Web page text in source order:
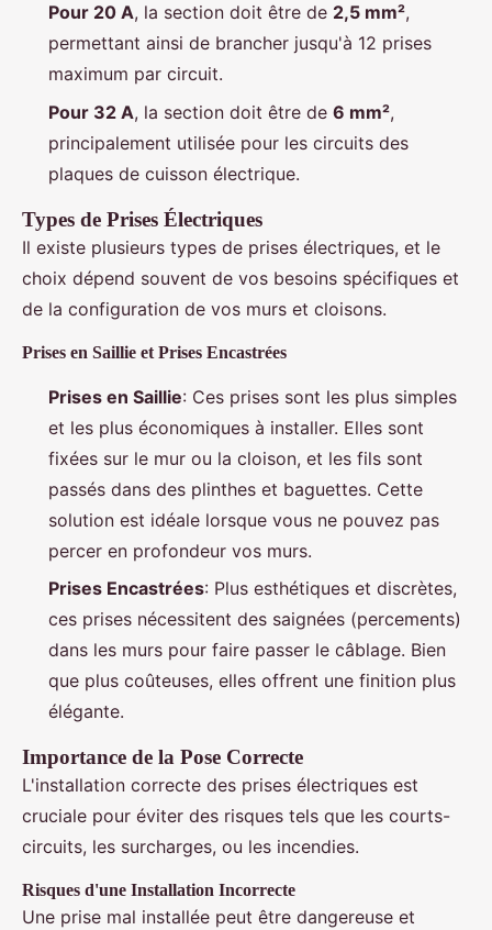
Pour 20 A, la section doit être de 2,5 mm²,
permettant ainsi de brancher jusqu'à 12 prises
maximum par circuit.
Pour 32 A, la section doit être de 6 mm²,
principalement utilisée pour les circuits des
plaques de cuisson électrique.
Types de Prises Électriques
Il existe plusieurs types de prises électriques, et le
choix dépend souvent de vos besoins spécifiques et
de la configuration de vos murs et cloisons.
Prises en Saillie et Prises Encastrées
Prises en Saillie: Ces prises sont les plus simples
et les plus économiques à installer. Elles sont
fixées sur le mur ou la cloison, et les fils sont
passés dans des plinthes et baguettes. Cette
solution est idéale lorsque vous ne pouvez pas
percer en profondeur vos murs.
Prises Encastrées: Plus esthétiques et discrètes,
ces prises nécessitent des saignées (percements)
dans les murs pour faire passer le câblage. Bien
que plus coûteuses, elles offrent une finition plus
élégante.
Importance de la Pose Correcte
L'installation correcte des prises électriques est
cruciale pour éviter des risques tels que les courts-
circuits, les surcharges, ou les incendies.
Risques d'une Installation Incorrecte
Une prise mal installée peut être dangereuse et